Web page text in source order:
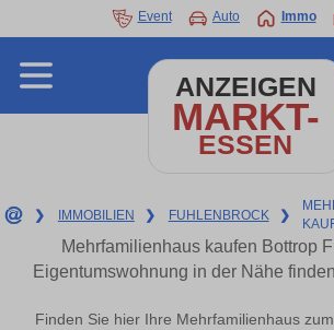
Event Auto Immo
ANZEIGEN
MARKT-
ESSEN
❯ IMMOBILIEN ❯ FUHLENBROCK ❯
Mehrfamilienhaus kaufen Bottrop
Eigentumswohnung in der Nähe
Finden Sie hier Ihre Mehrfamilienhaus